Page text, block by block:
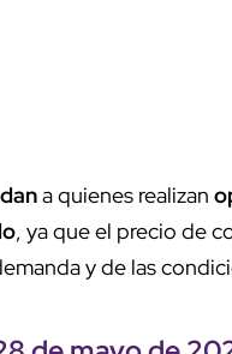
a quienes realizan
, ya que el precio de
y de las